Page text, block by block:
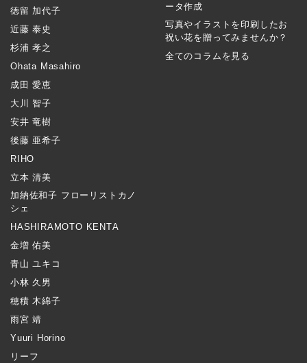
徳留 加代子
近藤 泰史
杉浦 孝之
Ohata Masahiro
成田 愛恵
大川 智子
安井 竜樹
後藤 亜希子
RIHO
立本 清美
加納佐和子 フローリストカノ
シェ
HASHIRAMOTO KENTA
金増 佑美
青山 ユキコ
小林 久男
穂積 木綿子
雨宮 靖
Yuuri Horino
リーフ
ータ作成
写真やイラストを印刷したお
祝い花を贈ってみませんか？
全てのコラムを見る